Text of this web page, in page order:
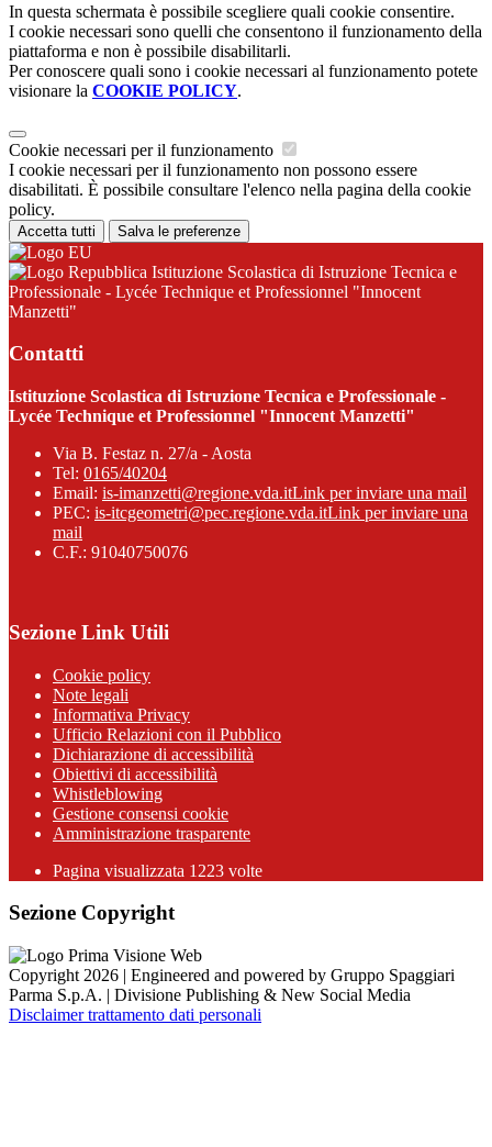
In questa schermata è possibile scegliere quali cookie consentire.
I cookie necessari sono quelli che consentono il funzionamento della
piattaforma e non è possibile disabilitarli.
Per conoscere quali sono i cookie necessari al funzionamento potete
visionare la COOKIE POLICY.
Cookie necessari per il funzionamento
I cookie necessari per il funzionamento non possono essere
disabilitati. È possibile consultare l'elenco nella pagina della cookie
policy.
Accetta tutti Salva le preferenze
Istituzione Scolastica di Istruzione Tecnica e
Professionale - Lycée Technique et Professionnel "Innocent
Manzetti"
Contatti
Istituzione Scolastica di Istruzione Tecnica e Professionale -
Lycée Technique et Professionnel "Innocent Manzetti"
Via B. Festaz n. 27/a - Aosta
Tel: 0165/40204
Email: is-imanzetti@regione.vda.itLink per inviare una mail
PEC: is-itcgeometri@pec.regione.vda.itLink per inviare una
mail
C.F.: 91040750076
Sezione Link Utili
Cookie policy
Note legali
Informativa Privacy
Ufficio Relazioni con il Pubblico
Dichiarazione di accessibilità
Obiettivi di accessibilità
Whistleblowing
Gestione consensi cookie
Amministrazione trasparente
Pagina visualizzata 1223 volte
Sezione Copyright
Copyright 2026 | Engineered and powered by Gruppo Spaggiari
Parma S.p.A. | Divisione Publishing & New Social Media
Disclaimer trattamento dati personali